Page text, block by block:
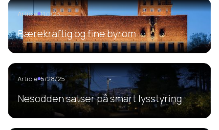
Article 11/1/23
Bærekraftig og fine byrom
Article 5/28/25
Nesodden satser på smart lysstyring